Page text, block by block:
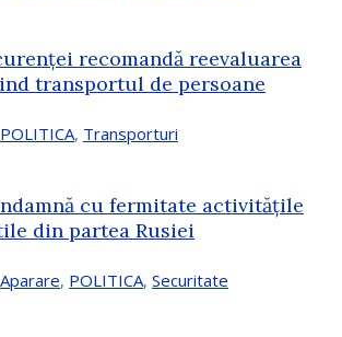
recomandă reevaluarea
transportul de persoane
POLITICA, Transporturi
cu fermitate activitățile
din partea Rusiei
Aparare, POLITICA, Securitate